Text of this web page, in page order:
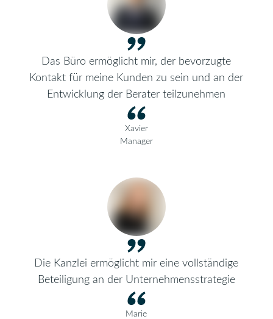
Das Büro ermöglicht mir, der bevorzugte
Kontakt für meine Kunden zu sein und an der
Entwicklung der Berater teilzunehmen
Xavier
Manager
Die Kanzlei ermöglicht mir eine vollständige
Beteiligung an der Unternehmensstrategie
Marie